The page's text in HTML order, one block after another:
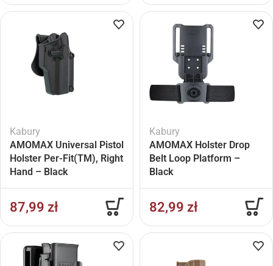
Kabury
AMOMAX Universal Pistol
Holster Per-Fit(TM), Right
Hand – Black
87,99 zł
Kabury
AMOMAX Holster Drop
Belt Loop Platform –
Black
82,99 zł